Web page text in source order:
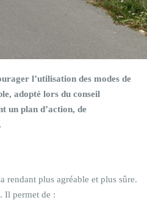
l’utilisation des modes de
adopté lors du conseil
un plan d’action, de
rendant plus agréable et plus sûre.
Il permet de :